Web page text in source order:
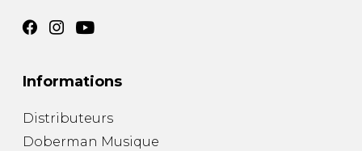
Informations
Distributeurs
Doberman Musique